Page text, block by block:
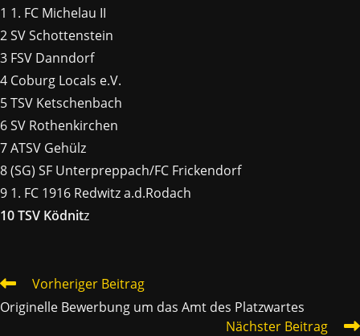
1 1. FC Michelau II
2 SV Schottenstein
3 FSV Danndorf
4 Coburg Locals e.V.
5 TSV Ketschenbach
6 SV Rothenkirchen
7 ATSV Gehülz
8 (SG) SF Unterpreppach/FC Frickendorf
9 1. FC 1916 Redwitz a.d.Rodach
10 TSV Ködnitz
WEITERE
ANSEHEN
Vorheriger Beitrag
Originelle Bewerbung um das Amt des Platzwartes
Nächster Beitrag